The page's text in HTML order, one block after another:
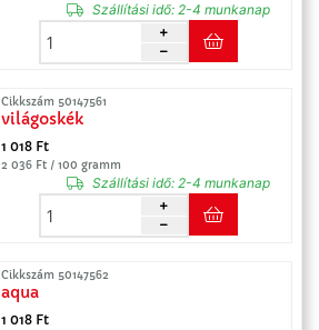
Szállítási idő:2-4 munkanap
Cikkszám 50147561
világoskék
1 018 Ft
2 036 Ft / 100 gramm
Szállítási idő:2-4 munkanap
Cikkszám 50147562
aqua
1 018 Ft